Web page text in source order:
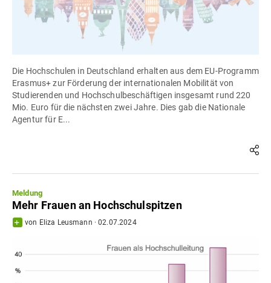
Die Hochschulen in Deutschland erhalten aus dem EU-Programm
Erasmus+ zur Förderung der internationalen Mobilität von
Studierenden und Hochschulbeschäftigen insgesamt rund 220
Mio. Euro für die nächsten zwei Jahre. Dies gab die Nationale
Agentur für E...
Meldung
Mehr Frauen an Hochschulspitzen
von Eliza Leusmann ·02.07.2024